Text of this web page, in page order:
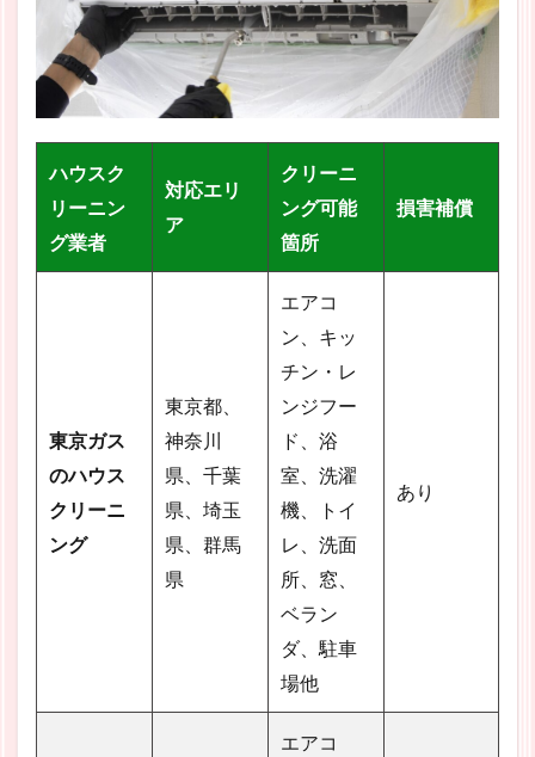
ハウスク
リーニン
グ業者
対応エリ
ア
クリーニ
ング可能
箇所
損害補償
東京ガス
のハウス
クリーニ
ング
東京都、
神奈川
県、千葉
県、埼玉
県、群馬
県
エアコ
ン、キッ
チン・レ
ンジフー
ド、浴
室、洗濯
機、トイ
レ、洗面
所、窓、
ベラン
ダ、駐車
場他
あり
エアコ